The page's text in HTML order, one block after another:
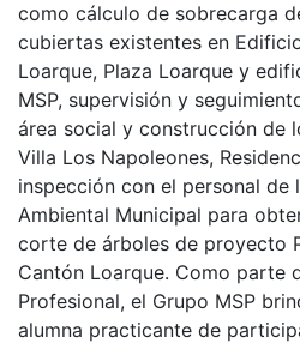
como cálculo de sobrecarga
cubiertas existentes en
Loarque, Plaza Loarque y
MSP, supervisión y
área social y construcción de
Villa Los Napoleones,
inspección con el personal de
Ambiental Municipal para
corte de árboles de proyecto
Cantón Loarque. Como parte
Profesional, el Grupo MSP
alumna practicante de